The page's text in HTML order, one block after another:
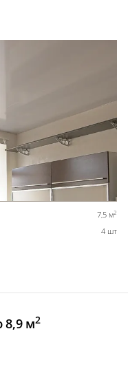
7,5 м2
4 шт
8,9 м2